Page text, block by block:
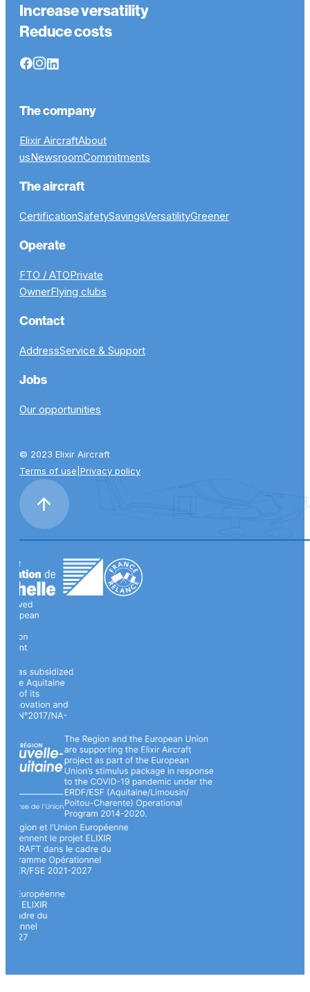
Increase versatility
Reduce costs
The company
Elixir AircraftAbout
usNewsroomCommitments
The aircraft
CertificationSafetySavingsVersatilityGreener
Operate
FTO / ATOPrivate
OwnerFlying clubs
Contact
AddressService & Support
Jobs
Our opportunities
© 2023 Elixir Aircraft
Terms of use Privacy policy